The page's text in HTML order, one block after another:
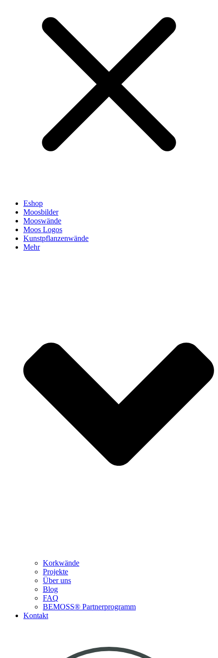
Eshop
Moosbilder
Mooswände
Moos Logos
Kunstpflanzenwände
Mehr
Korkwände
Projekte
Über uns
Blog
FAQ
BEMOSS® Partnerprogramm​
Kontakt